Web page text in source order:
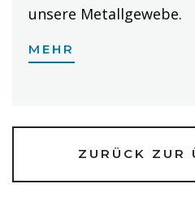
unsere Metallgewebe.
MEHR
ZURÜCK ZUR